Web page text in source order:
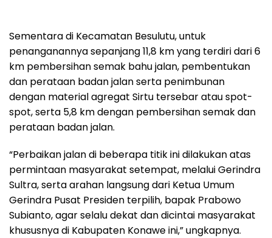
Sementara di Kecamatan Besulutu, untuk
penanganannya sepanjang 11,8 km yang terdiri dari 6
km pembersihan semak bahu jalan, pembentukan
dan perataan badan jalan serta penimbunan
dengan material agregat Sirtu tersebar atau spot-
spot, serta 5,8 km dengan pembersihan semak dan
perataan badan jalan.
“Perbaikan jalan di beberapa titik ini dilakukan atas
permintaan masyarakat setempat, melalui Gerindra
Sultra, serta arahan langsung dari Ketua Umum
Gerindra Pusat Presiden terpilih, bapak Prabowo
Subianto, agar selalu dekat dan dicintai masyarakat
khususnya di Kabupaten Konawe ini,” ungkapnya.